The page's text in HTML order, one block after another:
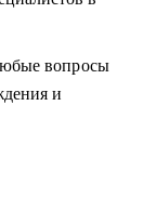
вопросы
и